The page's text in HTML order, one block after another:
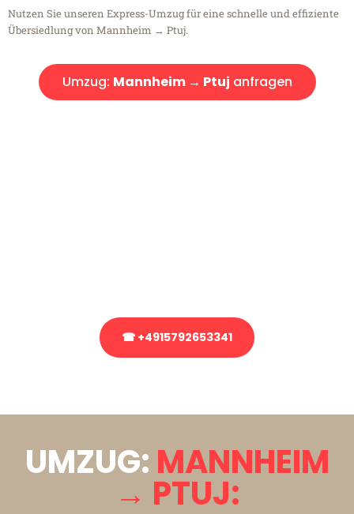
Nutzen Sie unseren Express-Umzug für eine schnelle und effiziente
Übersiedlung von Mannheim → Ptuj.
Umzug: Mannheim → Ptuj anfragen
☎ +4915792653341
UMZUG: MANNHEIM
→ PTUJ: